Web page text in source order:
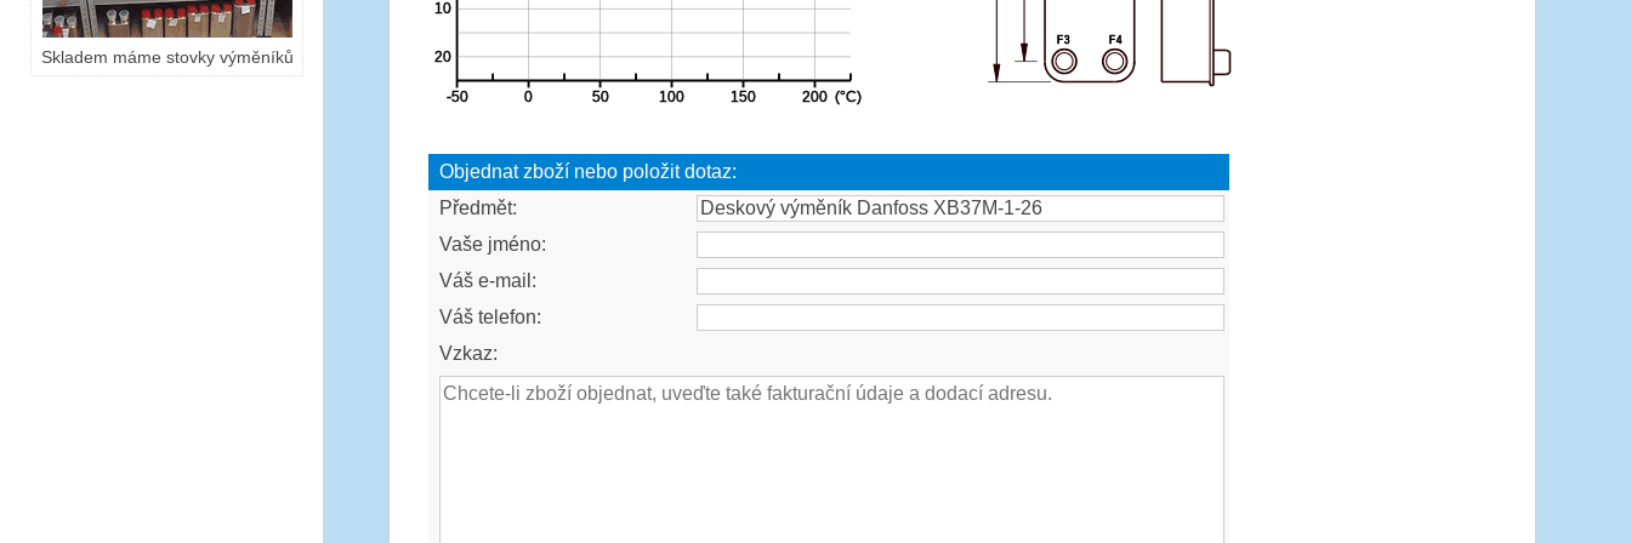
Skladem máme stovky výměníků
Objednat zboží nebo položit dotaz:
Předmět:
Vaše jméno:
Váš e-mail:
Váš telefon:
Vzkaz: